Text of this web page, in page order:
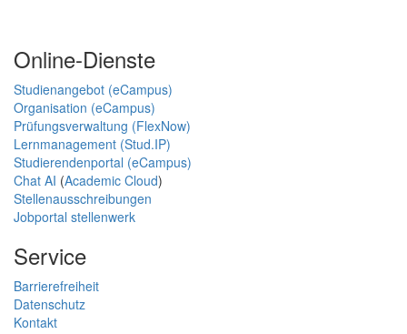
Online-Dienste
Studienangebot (eCampus)
Organisation (eCampus)
Prüfungsverwaltung (FlexNow)
Lernmanagement (Stud.IP)
Studierendenportal (eCampus)
Chat AI (Academic Cloud)
Stellenausschreibungen
Jobportal stellenwerk
Service
Barrierefreiheit
Datenschutz
Kontakt